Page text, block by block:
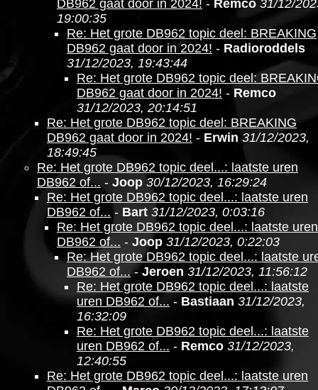
DB962 gaat door in 2024! - Remco 31/12/
19:00:35
Re: Het grote DB962 topic deel: BREAKING
DB962 gaat door in 2024! - Radioroddels
31/12/2023, 19:43:44
Re: Het grote DB962 topic deel:
DB962 gaat door in 2024! - Remco
31/12/2023, 20:14:51
Re: Het grote DB962 topic deel: BREAKING
DB962 gaat door in 2024! - Erwin 31/12/2023,
18:49:45
Re: Het grote DB962 topic deel...: laatste uren
DB962 of... - Joop 30/12/2023, 16:29:24
Re: Het grote DB962 topic deel...: laatste uren
DB962 of... - Bart 31/12/2023, 0:03:16
Re: Het grote DB962 topic deel...: laatste uren
DB962 of... - Joop 31/12/2023, 0:22:03
Re: Het grote DB962 topic deel...: laatste
DB962 of...- Jeroen 31/12/2023, 11:56:12
Re: Het grote DB962 topic deel...: laatste
uren DB962 of... - Bastiaan 31/12/2023,
16:32:09
Re: Het grote DB962 topic deel...: laatste
uren DB962 of... - Remco 31/12/2023,
12:40:55
Re: Het grote DB962 topic deel...: laatste uren